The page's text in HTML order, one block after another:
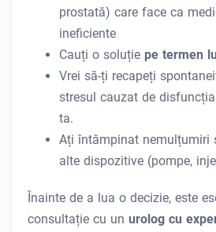
prostată) care face ca
ineficiente
Cauți o soluție pe termen
Vrei să-ți recapeți
stresul cauzat de
ta.
Ați întâmpinat nemulțumiri
alte dispozitive (pompe,
Înainte de a lua o decizie, este
consultație cu un urolog cu